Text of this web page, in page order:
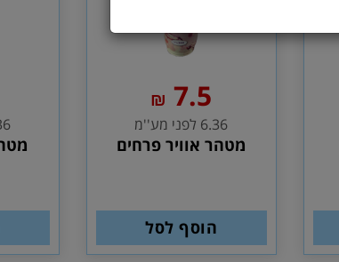
7.5
₪
6.36 לפני מע''מ
מטהר אוויר פרחים
הוסף לסל